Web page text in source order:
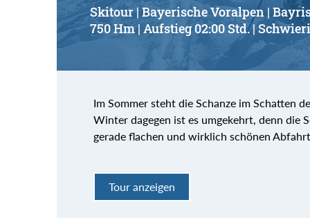
Skitour | Bayerische Voralpen |
750 Hm | Aufstieg 02:00 Std. |
Im Sommer steht die Schanze im Schatten
Winter dagegen ist es umgekehrt, denn die
gerade flachen und wirklich schönen
Tour anzeigen